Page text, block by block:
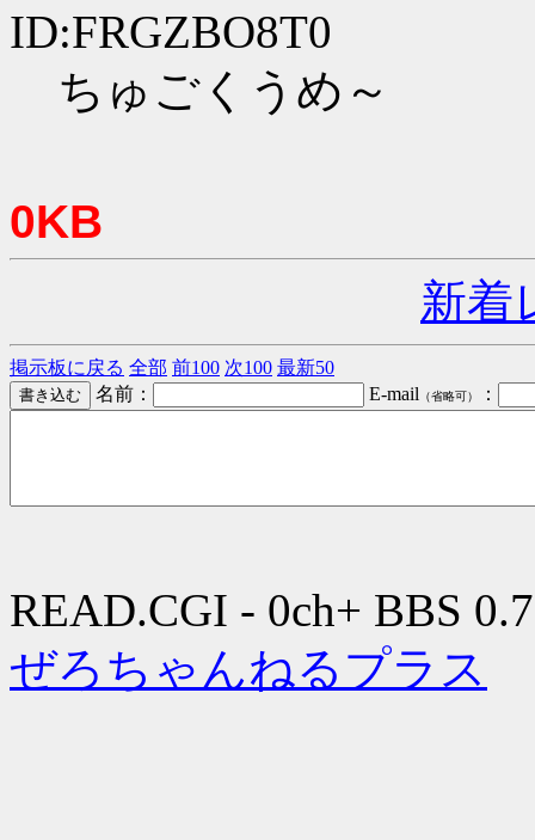
ID:FRGZBO8T0
ちゅごくうめ～
0KB
新着
掲示板に戻る 全部 前100 次100 最新50
名前：
E-mail （省略可） ：
READ.CGI - 0ch+ BBS
ぜろちゃんねるプラス